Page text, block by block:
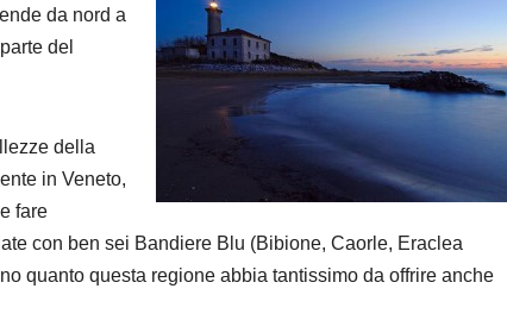
da nord a
del
della
in Veneto,
fare
con ben sei Bandiere Blu (Bibione, Caorle, Eraclea
quanto questa regione abbia tantissimo da offrire anche